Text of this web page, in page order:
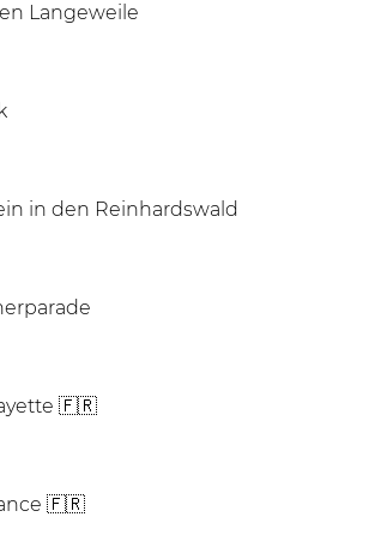
Langeweile
in den Reinhardswald
🇫🇷
🇫🇷